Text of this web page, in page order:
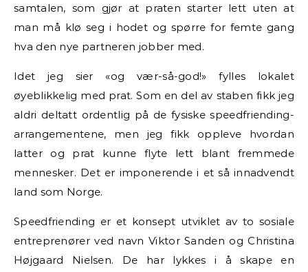
samtalen, som gjør at praten starter lett uten at
man må klø seg i hodet og spørre for femte gang
hva den nye partneren jobber med.
Idet jeg sier «og vær-så-god!» fylles lokalet
øyeblikkelig med prat. Som en del av staben fikk jeg
aldri deltatt ordentlig på de fysiske speedfriending-
arrangementene, men jeg fikk oppleve hvordan
latter og prat kunne flyte lett blant fremmede
mennesker. Det er imponerende i et så innadvendt
land som Norge.
Speedfriending er et konsept utviklet av to sosiale
entreprenører ved navn Viktor Sanden og Christina
Højgaard Nielsen. De har lykkes i å skape en